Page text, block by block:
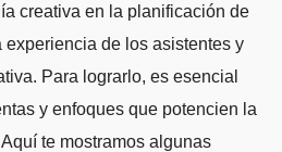
creativa en la planificación de
de los asistentes y
Para lograrlo, es esencial
y enfoques que potencien la
te mostramos algunas